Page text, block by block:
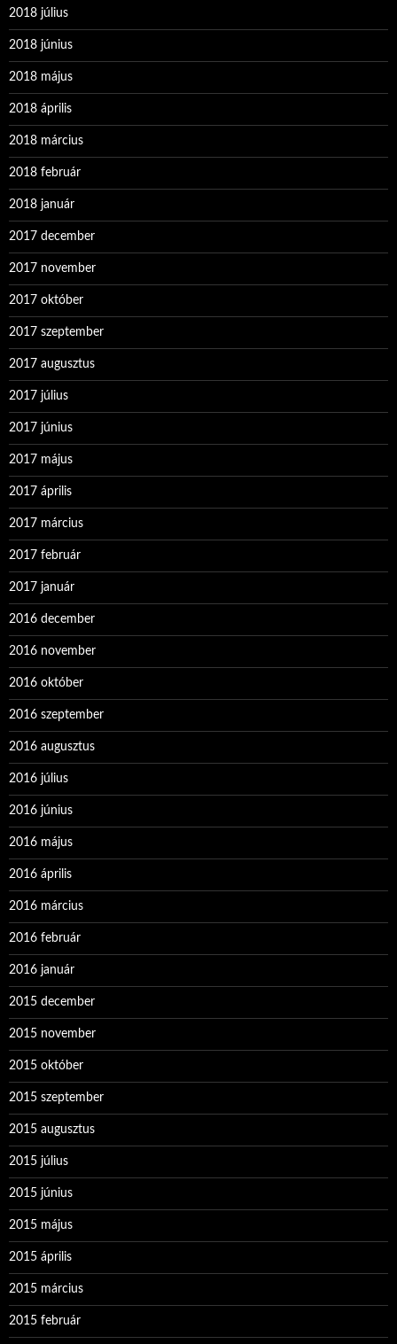
2018 július
2018 június
2018 május
2018 április
2018 március
2018 február
2018 január
2017 december
2017 november
2017 október
2017 szeptember
2017 augusztus
2017 július
2017 június
2017 május
2017 április
2017 március
2017 február
2017 január
2016 december
2016 november
2016 október
2016 szeptember
2016 augusztus
2016 július
2016 június
2016 május
2016 április
2016 március
2016 február
2016 január
2015 december
2015 november
2015 október
2015 szeptember
2015 augusztus
2015 július
2015 június
2015 május
2015 április
2015 március
2015 február